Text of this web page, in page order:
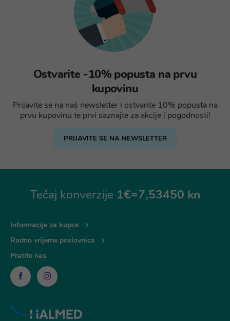
Ostvarite -10% popusta na prvu
kupovinu
Prijavite se na naš newsletter i ostvarite 10% popusta na
prvu kupovinu te prvi saznajte za akcije i pogodnosti!
PRIJAVITE SE NA NEWSLETTER
Tečaj konverzije 1€=7,53450 kn
Informacije za kupce
Radno vrijeme poslovnica
Pratite nas